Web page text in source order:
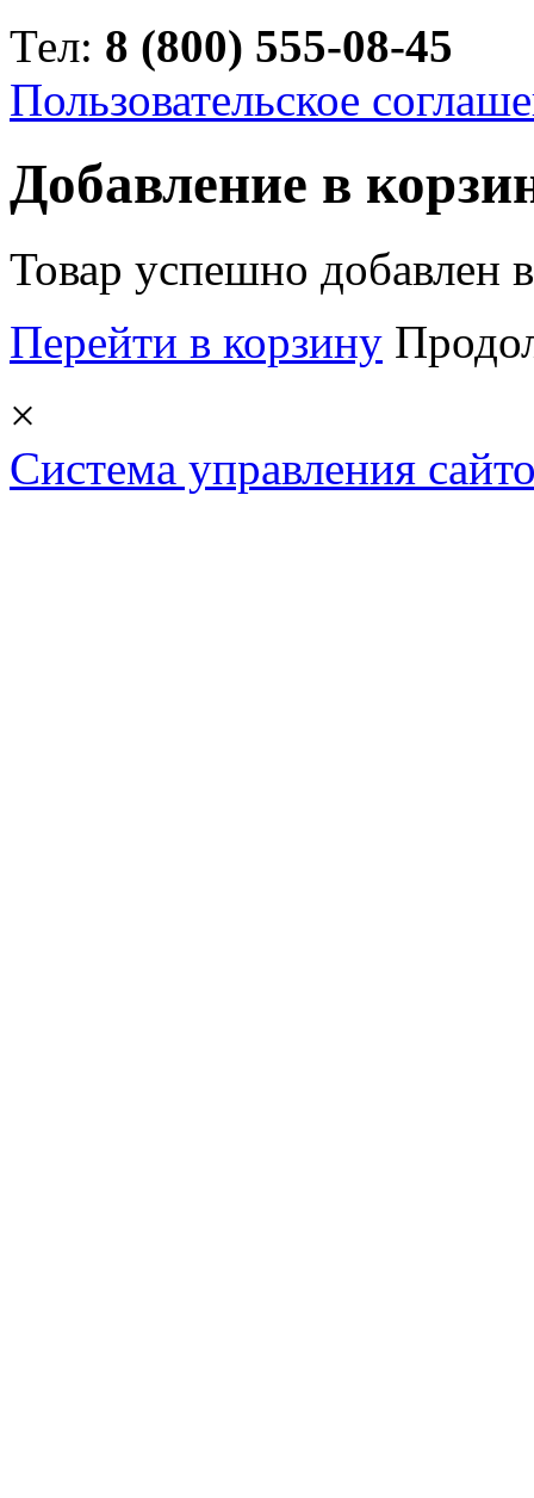
Тел: 8 (800) 555-08-45
Пользовательское
Добавление в
Товар успешно добавлен
Перейти в корзину
×
Система управления